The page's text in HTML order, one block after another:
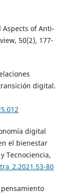
Aspects of Anti-
50(2), 177-
digital.
digital
el bienestar
Tecnociencia,
80
pensamiento